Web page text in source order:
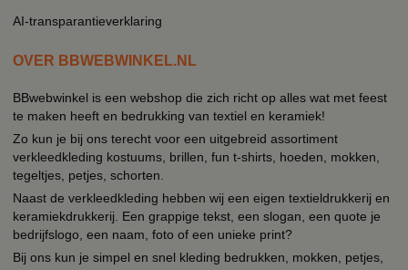
AI-transparantieverklaring
OVER BBWEBWINKEL.NL
BBwebwinkel is een webshop die zich richt op alles wat met feest
te maken heeft en bedrukking van textiel en keramiek!
Zo kun je bij ons terecht voor een uitgebreid assortiment
verkleedkleding kostuums, brillen, fun t-shirts, hoeden, mokken,
tegeltjes, petjes, schorten.
Naast de verkleedkleding hebben wij een eigen textieldrukkerij en
keramiekdrukkerij. Een grappige tekst, een slogan, een quote je
bedrijfslogo, een naam, foto of een unieke print?
Bij ons kun je simpel en snel kleding bedrukken, mokken, petjes,